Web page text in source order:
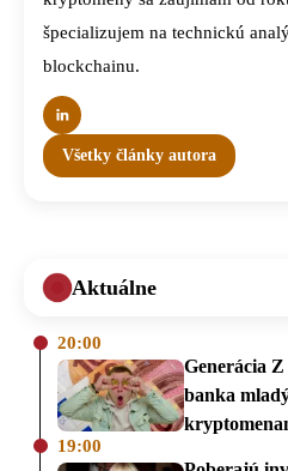
špecializujem na technickú
blockchainu.
Všetky články autora
Aktuálne
20:00
Generácia
banka
19:00